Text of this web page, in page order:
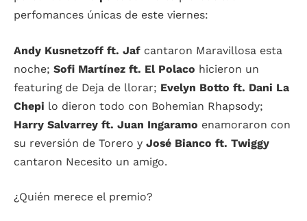
perfomances únicas de este viernes:
Andy Kusnetzoff ft. Jaf cantaron Maravillosa esta
noche; Sofi Martínez ft. El Polaco hicieron un
featuring de Deja de llorar; Evelyn Botto ft. Dani La
Chepi lo dieron todo con Bohemian Rhapsody;
Harry Salvarrey ft. Juan Ingaramo enamoraron con
su reversión de Torero y José Bianco ft. Twiggy
cantaron Necesito un amigo.
¿Quién merece el premio?